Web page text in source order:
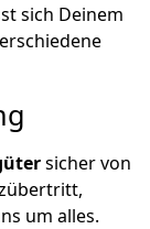
sich Deinem
sicher von
um alles.